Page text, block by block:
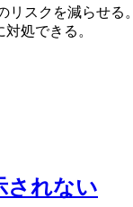
スクを減らせる。
処できる。
されない